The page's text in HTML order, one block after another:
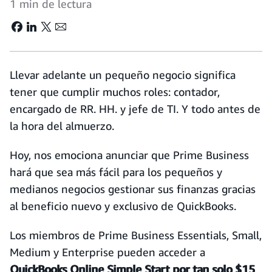
1 min de lectura
Llevar adelante un pequeño negocio significa
tener que cumplir muchos roles: contador,
encargado de RR. HH. y jefe de TI. Y todo antes de
la hora del almuerzo.
Hoy, nos emociona anunciar que Prime Business
hará que sea más fácil para los pequeños y
medianos negocios gestionar sus finanzas gracias
al beneficio nuevo y exclusivo de QuickBooks.
Los miembros de Prime Business Essentials, Small,
Medium y Enterprise pueden acceder a
QuickBooks Online Simple Start por tan solo $15